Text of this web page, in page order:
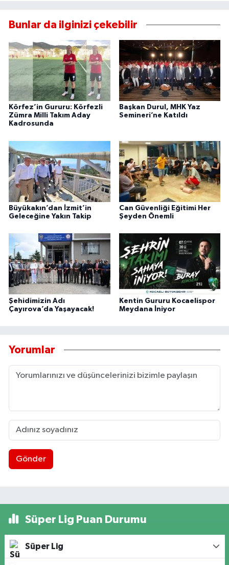
Bunlar da ilginizi çekebilir
Körfez’in Gururu: Körfezli
Zümra Milli Takım Aday
Kadrosunda
Başkan Durul, MHK Yaz
Semineri’ne Katıldı
Büyükakın’dan İzmit’in
Geleceğine Yakın Takip
Can Güvenliği Eğitimi Her
Şeyden Önemli
Şehidimizin Adı
Çayırova’da Yaşayacak!
Kentin Gururu Kocaelispor
Meydana İniyor
Yorumlar
Gönder
Süper Lig Puan Durumu
Süper Lig